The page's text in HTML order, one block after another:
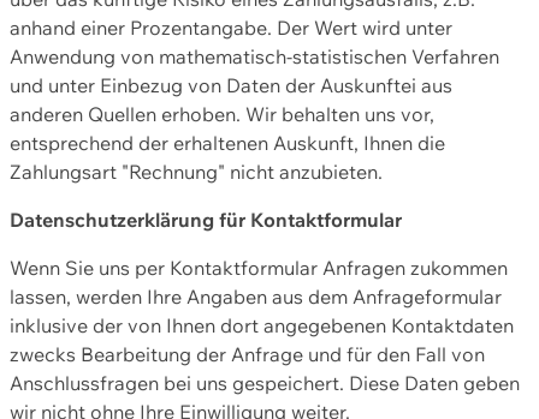
anhand einer Prozentangabe. Der Wert wird unter
Anwendung von mathematisch-statistischen Verfahren
und unter Einbezug von Daten der Auskunftei aus
anderen Quellen erhoben. Wir behalten uns vor,
entsprechend der erhaltenen Auskunft, Ihnen die
Zahlungsart "Rechnung" nicht anzubieten.
Datenschutzerklärung für Kontaktformular
Wenn Sie uns per Kontaktformular Anfragen zukommen
lassen, werden Ihre Angaben aus dem Anfrageformular
inklusive der von Ihnen dort angegebenen Kontaktdaten
zwecks Bearbeitung der Anfrage und für den Fall von
Anschlussfragen bei uns gespeichert. Diese Daten geben
wir nicht ohne Ihre Einwilligung weiter.